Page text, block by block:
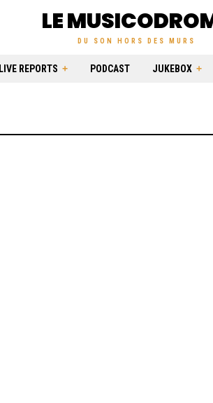
LE
DU SON HORS DES MURS
LIVE REPORTS PODCAST JUKEBOX